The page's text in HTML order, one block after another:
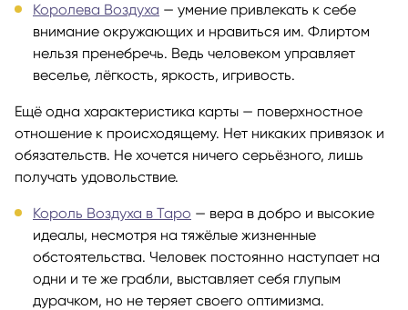
Королева Воздуха — умение привлекать к себе
внимание окружающих и нравиться им. Флиртом
нельзя пренебречь. Ведь человеком управляет
веселье, лёгкость, яркость, игривость.
Ещё одна характеристика карты — поверхностное
отношение к происходящему. Нет никаких привязок и
обязательств. Не хочется ничего серьёзного, лишь
получать удовольствие.
Король Воздуха в Таро — вера в добро и высокие
идеалы, несмотря на тяжёлые жизненные
обстоятельства. Человек постоянно наступает на
одни и те же грабли, выставляет себя глупым
дурачком, но не теряет своего оптимизма.